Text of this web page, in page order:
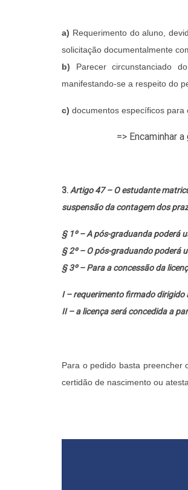
a) Requerimento do aluno,
solicitação documentalmente
b) Parecer circunstanciado
manifestando-se a respeito do
c) documentos específicos para
=> Encaminhar a
3.Artigo 47 – O estudante
suspensão da contagem dos
§ 1º – A pós-graduanda poderá
§ 2º – O pós-graduando poderá
§ 3º – Para a concessão da
I – requerimento firmado dirigido
II – a licença será concedida a
Para o pedido basta preencher
certidão de nascimento ou